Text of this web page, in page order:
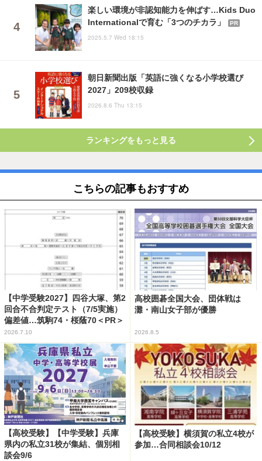
楽しい環境が非認知能力を伸ばす…Kids Duo
Internationalで育む「3つのチカラ」
PR
2025.5.7 Wed 18:15
朝日新聞出版「英語に強くなる小学校選び
2027」209校収録
2026.8.6 Thu 13:15
ランキングをもっと見る
こちらの記事もおすすめ
【中学受験2027】四谷大塚、第2
回合不合判定テスト（7/5実施）
偏差値…筑駒74・桜蔭70＜PR＞
2026.7.10
高校囲碁全国大会、団体戦は
灘・南山女子部が優勝
2026.8.5
【高校受験】【中学受験】兵庫
県内の私立31校が集結、個別相
談会9/6
【高校受験】横須賀の私立4校が
参加…合同相談会10/12